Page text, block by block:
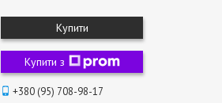
Купити
Купити з
+380 (95) 708-98-17